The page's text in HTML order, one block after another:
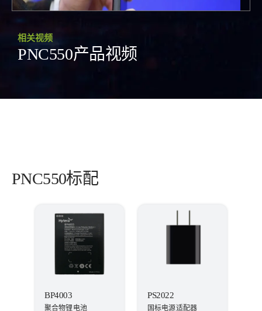
相关视频
PNC550产品视频
PNC550标配
BP4003
聚合物锂电池
PS2022
国标电源适配器